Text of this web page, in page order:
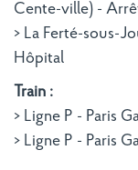
Cente-ville) -
> La Ferté-sous-
Hôpital
Train :
> Ligne P - Paris
> Ligne P - Paris